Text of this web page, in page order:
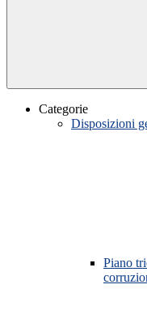
Categorie
Disposizioni
Piano